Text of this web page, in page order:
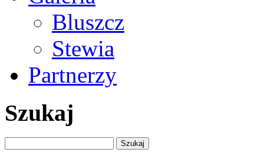
Bluszcz
Stewia
Partnerzy
Szukaj